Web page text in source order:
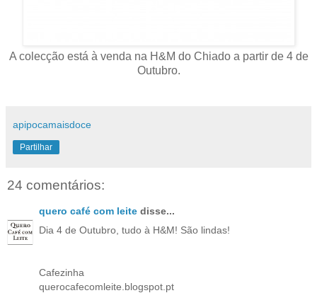
A colecção está à venda na H&M do Chiado a partir de 4 de
Outubro.
apipocamaisdoce
Partilhar
24 comentários:
quero café com leite disse...
Dia 4 de Outubro, tudo à H&M! São lindas!
Cafezinha
querocafecomleite.blogspot.pt